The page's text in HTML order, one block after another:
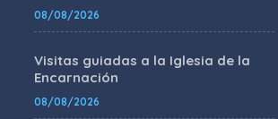
08/08/2026
Visitas guiadas a la Iglesia de la
Encarnación
08/08/2026